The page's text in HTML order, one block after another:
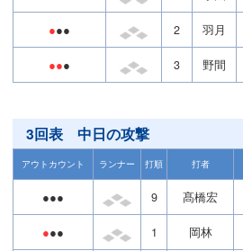
●●● 2 羽月
●●● 3 野間
3回表 中日の攻撃
アウトカウント ランナー 打順 打者
●●● 9 髙橋宏
●●● 1 岡林